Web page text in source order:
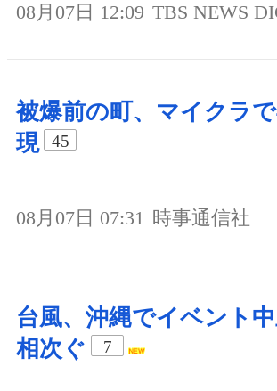
08月07日 12:09 TBS NEWS
被爆前の町、マイクラ
現
45
08月07日 07:31 時事通信社
台風、沖縄でイベント
相次ぐ
7